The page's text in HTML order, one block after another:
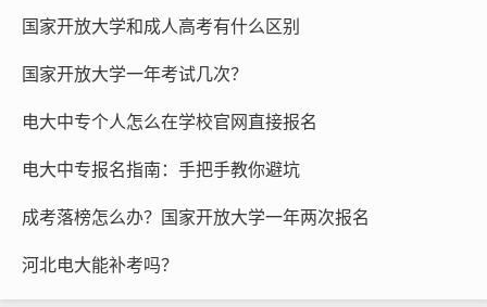
舞蹈及表演类
河北政法职业学院
考试八类艺术-
河北科技工程职业技
舞蹈及表演类
河北艺术职业学院
考试八类艺术-
舞蹈及表演类
国家开放大学和成人高考有什么区别
国家开放大学一年考试几次？
电大中专个人怎么在学校官网直接报名
电大中专报名指南：手把手教你避坑
成考落榜怎么办？国家开放大学一年两次报名
河北电大能补考吗？